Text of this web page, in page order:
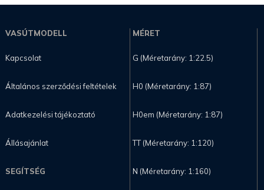
VASÚTMODELL
Kapcsolat
Általános szerződési feltételek
Adatkezelési tájékoztató
Állásajánlat
SEGÍTSÉG
MÉRET
G (Méretarány: 1:22.5)
H0 (Méretarány: 1:87)
H0em (Méretarány: 1:87)
TT (Méretarány: 1:120)
N (Méretarány: 1:160)